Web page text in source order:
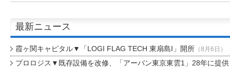
最新ニュース
霞ヶ関キャピタル▼「LOGI FLAG TECH 東扇島I」開所（8月6日）
プロロジス▼既存設備を改修、「アーバン東京東雲1」28年に提供